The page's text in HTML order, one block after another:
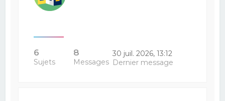
6
Sujets
8
Messages
30 juil. 2026, 13:12
Dernier message